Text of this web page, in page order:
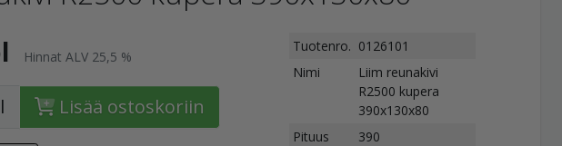
Hinnat ALV 25,5 %
Lisää ostoskoriin
Tuotenro. 0126101
Nimi
Liim reunakivi
R2500 kupera
390x130x80
Pituus
390